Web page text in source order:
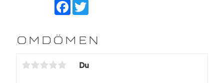
F
b
o
T
t
e
OMDÖMEN
Du